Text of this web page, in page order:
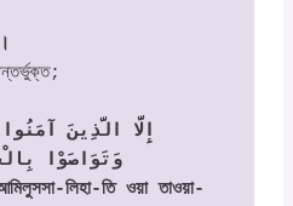
وَتَوَاصَوْا
লিহা-তি ওয়া তাওয়া-